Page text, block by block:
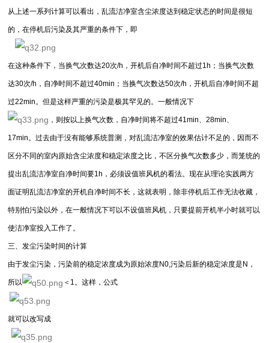
从上述一系列计算可以看出，乱流洁净室含尘浓度达到稳定状态的时间是很短
的，在停机后污染及其严重的条件下，即
在这种条件下，当换气次数达20次/h，开机后自净时间不超过1h；当换气次数
达30次/h，自净时间不超过40min；当换气次数达50次/h，开机后自净时间不超
过22min。但是这样严重的污染是极其罕见的。一般情况下
，则按以上换气次数，自净时间将不超过41min、28min、
17min。过去由于没有能够系统普测，对乱流洁净室的效果估计不足的，因而不
区分不同的室内原始含尘浓度和稳定浓度之比，不区分换气次数多少，而笼统的
提出乱流洁净室自净时间要1h，必须设值班风机的看法。现在从理论实践两方
面证明乱流洁净室的开机自净时间不长，这就表明，除非停机后工作无法收藏，
特别怕污染以外，在一般情况下可以不设值班风机，只要提前开机半小时就可以
使洁净室投入工作了。
三、发尘污染时间的计算
由于发尘污染，污染前的稳定浓度成为原始浓度N0,污染后新的稳定浓度是N，
所以 ＜1。这样，公式
就可以改写成